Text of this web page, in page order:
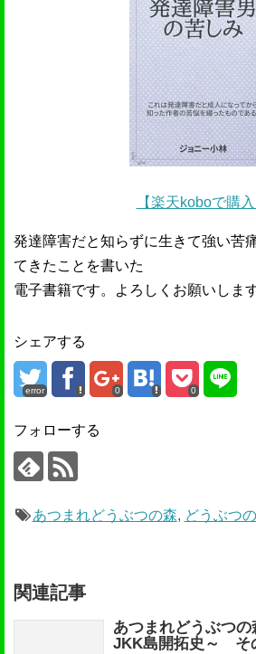
【楽天koboで購入
発達障害だと知らずに生きて強い苦
てきたことを書いた
電子書籍です。よろしくお願いします
シェアする
error 0 0
フォローする
あつまれどうぶつの森, どうぶつ
関連記事
あつまれどうぶつ
JKK島開拓史～ そ